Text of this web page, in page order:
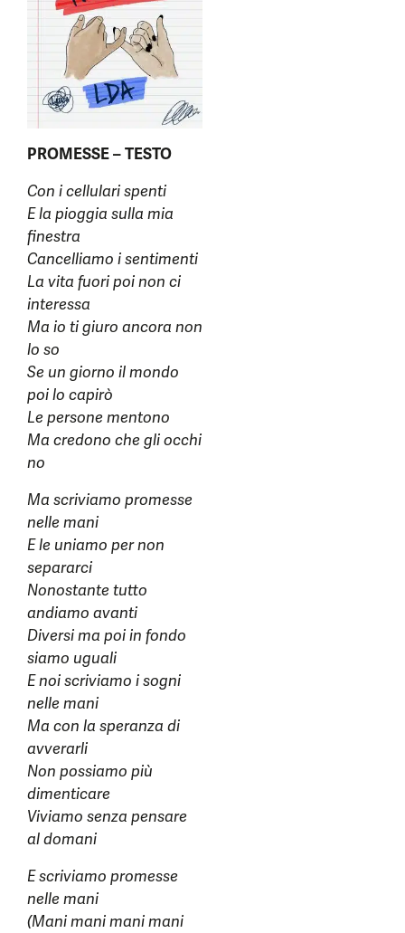
PROMESSE – TESTO
Con i cellulari spenti
E la pioggia sulla mia
finestra
Cancelliamo i sentimenti
La vita fuori poi non ci
interessa
Ma io ti giuro ancora non
lo so
Se un giorno il mondo
poi lo capirò
Le persone mentono
Ma credono che gli occhi
no
Ma scriviamo promesse
nelle mani
E le uniamo per non
separarci
Nonostante tutto
andiamo avanti
Diversi ma poi in fondo
siamo uguali
E noi scriviamo i sogni
nelle mani
Ma con la speranza di
avverarli
Non possiamo più
dimenticare
Viviamo senza pensare
al domani
E scriviamo promesse
nelle mani
(Mani mani mani mani